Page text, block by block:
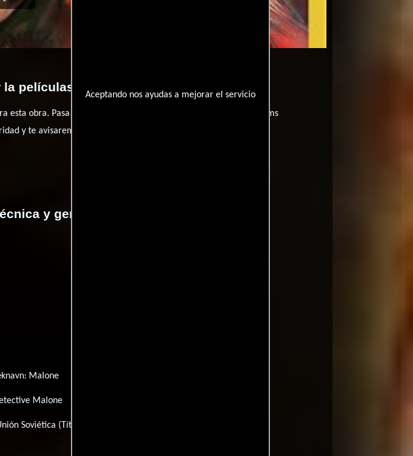
Aceptando nos ayudas a mejorar el servicio
películas Malone?
esta obra. Pasa por nuestro catálogo de
y encuentra films
y te avisaremos cuando se encuentre disponible
y general
Malone
Malone
Soviética (Título ruso):